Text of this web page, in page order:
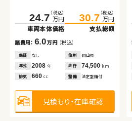
24.7 （税込）
万円
車両本体価格
30.7 （税込）
万円
支払総額
諸費用： 6.0万円 （税込）
保証 なし 住所
岡山県
年式
2008年 走行 74,500 km
排気
660cc 整備 法定整備付
見積もり・在庫確認
ダイハツ ムーヴ
59.0 万円
車両本体価格
支払総額
諸費用：10.1 （税込）
保証 なし 住所
愛知県
年式
2018年 走行 39,000km
排気
cc 整備 なし
スズキ スイフト
169.8 万円
車両本体価格
185.8
支払総額
諸費用：16.0 （税込）
保証 あり 住所
千葉県
年式
2018年 走行 38,100km
排気
1,400cc 整備 法定整備付